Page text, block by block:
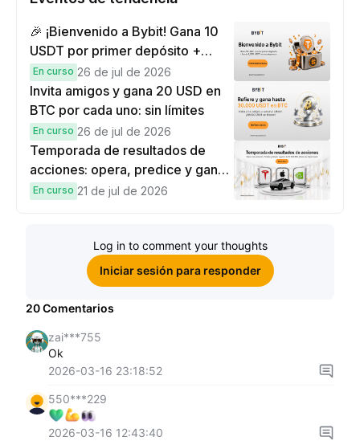
🎉 ¡Bienvenido a Bybit! Gana 10
USDT por primer depósito +
hasta 9,999 USDT en
recompensas
En curso 26 de jul de 2026
Invita amigos y gana 20 USD en
BTC por cada uno: sin límites
En curso 26 de jul de 2026
Temporada de resultados de
acciones: opera, predice y gana
una Cybertruck.
En curso 21 de jul de 2026
Log in to comment your thoughts
Iniciar sesión para responder
20Comentarios
zai***755
Ok
2026-03-16 23:18:52
550***229
2026-03-16 12:43:40